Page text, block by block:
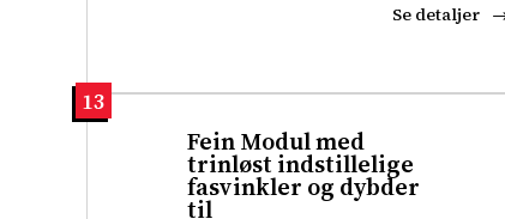
Se detaljer
13
Fein Modul med
trinløst indstillelige
fasvinkler og dybder
til